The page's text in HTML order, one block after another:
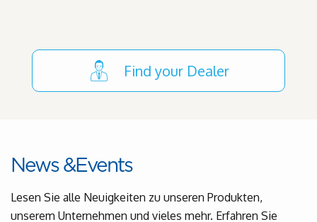
Find your Dealer
News &Events
Lesen Sie alle Neuigkeiten zu unseren Produkten,
unserem Unternehmen und vieles mehr. Erfahren Sie